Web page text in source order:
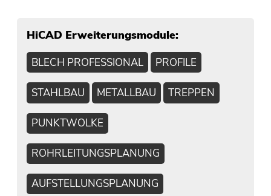
HiCAD Erweiterungsmodule:
BLECH PROFESSIONAL PROFILE
STAHLBAU METALLBAU TREPPEN
PUNKTWOLKE
ROHRLEITUNGSPLANUNG
AUFSTELLUNGSPLANUNG